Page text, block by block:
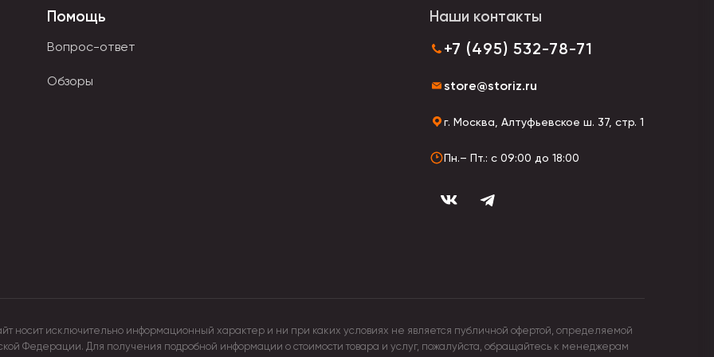
розничных магазинов и организаторов совместных покупок, который никогда не подведет. Прямо
товаров из Китая без посредников.
Помощь
Вопрос-ответ
Обзоры
Наши контакты
+7 (495) 532-78-71
store@storiz.ru
г. Москва, Алтуфьевское ш. 37, стр. 1
Пн.– Пт.: с 09:00 до 18:00
носит исключительно информационный характер и ни при каких условиях не является публичной офертой, определяемой
Федерации. Для получения подробной информации о стоимости товара и услуг, пожалуйста, обращайтесь к менеджерам